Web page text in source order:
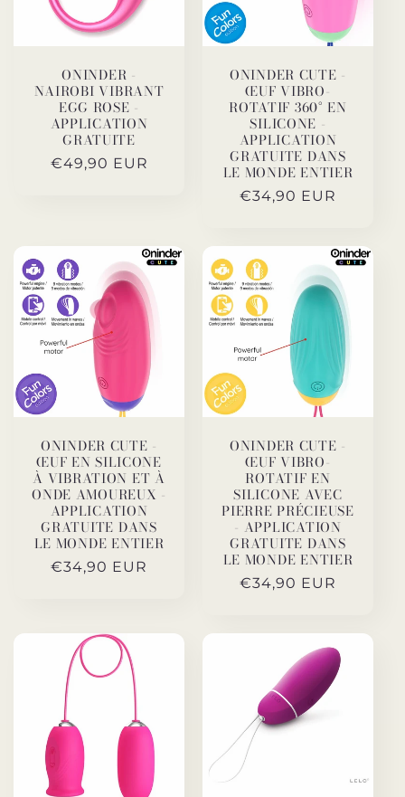
ONINDER -
NAIROBI VIBRANT
EGG ROSE -
APPLICATION
GRATUITE
Prix
€49,90 EUR
ONINDER CUTE -
ŒUF VIBRO-
ROTATIF 360° EN
SILICONE -
APPLICATION
GRATUITE DANS
LE MONDE ENTIER
Prix
€34,90 EUR
ONINDER CUTE -
ŒUF EN SILICONE
À VIBRATION ET À
ONDE AMOUREUX -
APPLICATION
GRATUITE DANS
LE MONDE ENTIER
Prix
€34,90 EUR
ONINDER CUTE -
ŒUF VIBRO-
ROTATIF EN
SILICONE AVEC
PIERRE PRÉCIEUSE
- APPLICATION
GRATUITE DANS
LE MONDE ENTIER
Prix
€34,90 EUR